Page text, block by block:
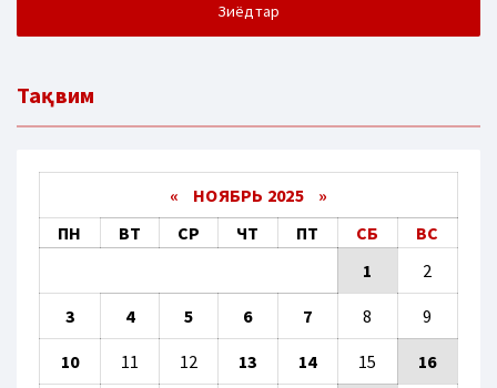
Зиёдтар
Тақвим
« НОЯБРЬ 2025 »
ПН
ВТ СР ЧТ ПТ СБ
ВС
1
2
3 4 5 6 7 8 9
10 11 12 13 14 15 16